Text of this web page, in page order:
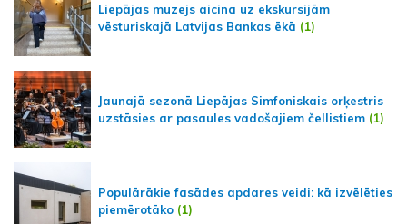
Liepājas muzejs aicina uz ekskursijām
vēsturiskajā Latvijas Bankas ēkā (1)
Jaunajā sezonā Liepājas Simfoniskais orķestris
uzstāsies ar pasaules vadošajiem čellistiem (1)
Populārākie fasādes apdares veidi: kā izvēlēties
piemērotāko (1)